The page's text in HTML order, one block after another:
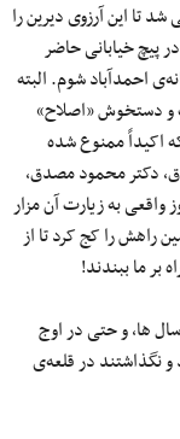
تا این آرزوی دیرین را
پیچ خیابانی حاضر
احمدآباد شوم. البته
و دستخوش «اصلاح»
اکیداً ممنوع شده
دکتر محمود مصدق،
واقعی به زیارت آن مزار
راهش را کج کرد تا از
بر ما ببندند!
ها، و حتی در اوج
در قلعه‌ی